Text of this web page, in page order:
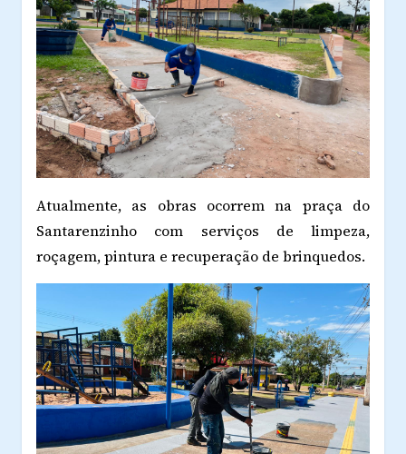
Atualmente, as obras ocorrem na praça do
Santarenzinho com serviços de limpeza,
roçagem, pintura e recuperação de brinquedos.